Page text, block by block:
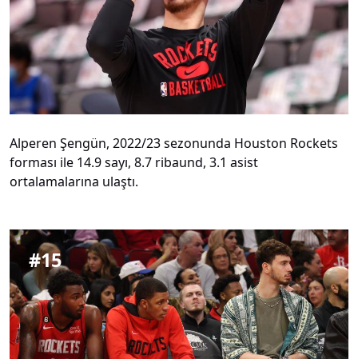
Alperen Şengün, 2022/23 sezonunda Houston Rockets
forması ile 14.9 sayı, 8.7 ribaund, 3.1 asist
ortalamalarına ulaştı.
#15